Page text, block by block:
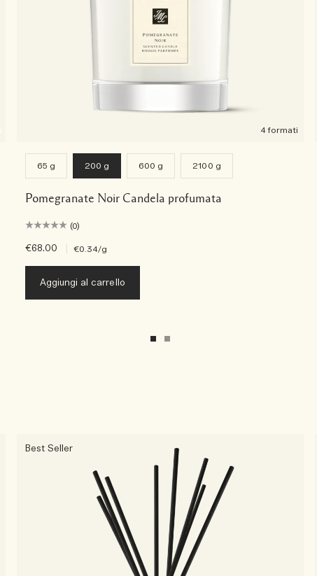
4 formati
65 g 200 g 600 g 2100 g
Pomegranate Noir Candela profumata
(0)
€68.00 €0.34/g
Aggiungi al carrello
Best Seller